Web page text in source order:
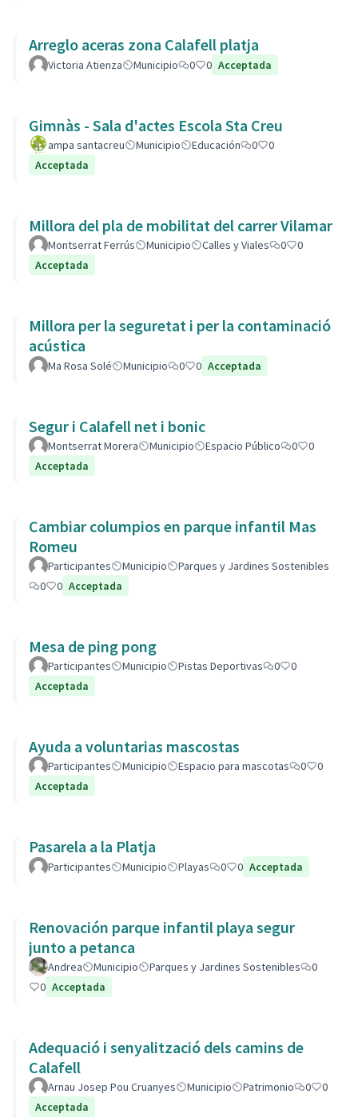
Arreglo aceras zona Calafell platja
Victoria Atienza Municipio 0 0 Acceptada
Gimnàs - Sala d'actes Escola Sta Creu
ampa santacreu Municipio Educación 0
0
Acceptada
Millora del pla de mobilitat del carrer Vilamar
Montserrat Ferrús Municipio Calles y Viales 0
0
Acceptada
Millora per la seguretat i per la contaminació
acústica
Ma Rosa Solé Municipio 0 0 Acceptada
Segur i Calafell net i bonic
Montserrat Morera Municipio Espacio Público 0
0
Acceptada
Cambiar columpios en parque infantil Mas
Romeu
Participantes Municipio
Parques y Jardines Sostenibles
0
0 Acceptada
Mesa de ping pong
Participantes Municipio Pistas Deportivas 0
0
Acceptada
Ayuda a voluntarias mascostas
Participantes Municipio Espacio para mascotas 0
0
Acceptada
Pasarela a la Platja
Participantes Municipio Playas 0 0 Acceptada
Renovación parque infantil playa segur
junto a petanca
Andrea Municipio Parques y Jardines Sostenibles
0
0 Acceptada
Adequació i senyalització dels camins de
Calafell
Arnau Josep Pou Cruanyes Municipio Patrimonio 0
0
Acceptada